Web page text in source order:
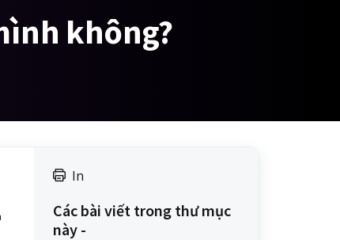
không?
In
Các bài viết trong thư mục
này -